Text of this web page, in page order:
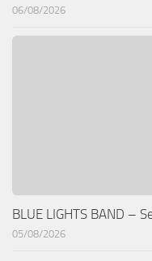
06/08/2026
BLUE LIGHTS BAND –
05/08/2026